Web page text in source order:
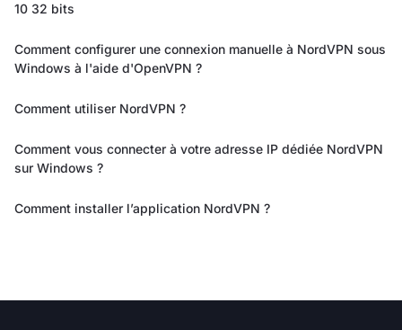
10 32 bits
Comment configurer une connexion manuelle à NordVPN sous
Windows à l'aide d'OpenVPN ?
Comment utiliser NordVPN ?
Comment vous connecter à votre adresse IP dédiée NordVPN
sur Windows ?
Comment installer l’application NordVPN ?